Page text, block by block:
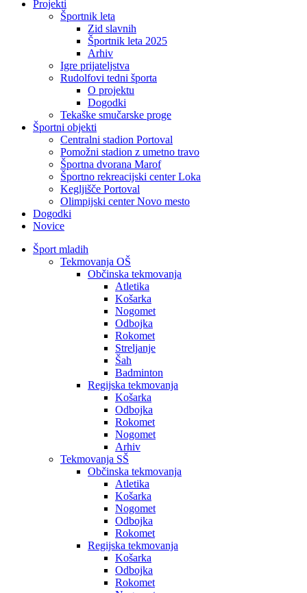
Projekti
Športnik leta
Zid slavnih
Športnik leta 2025
Arhiv
Igre prijateljstva
Rudolfovi tedni športa
O projektu
Dogodki
Tekaške smučarske proge
Športni objekti
Centralni stadion Portoval
Pomožni stadion z umetno travo
Športna dvorana Marof
Športno rekreacijski center Loka
Kegljišče Portoval
Olimpijski center Novo mesto
Dogodki
Novice
Šport mladih
Tekmovanja OŠ
Občinska tekmovanja
Atletika
Košarka
Nogomet
Odbojka
Rokomet
Streljanje
Šah
Badminton
Regijska tekmovanja
Košarka
Odbojka
Rokomet
Nogomet
Arhiv
Tekmovanja SŠ
Občinska tekmovanja
Atletika
Košarka
Nogomet
Odbojka
Rokomet
Regijska tekmovanja
Košarka
Odbojka
Rokomet